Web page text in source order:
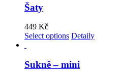
Šaty
449 Kč
Select options Detaily
Sukně – mini